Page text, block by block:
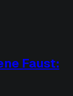
Faust: